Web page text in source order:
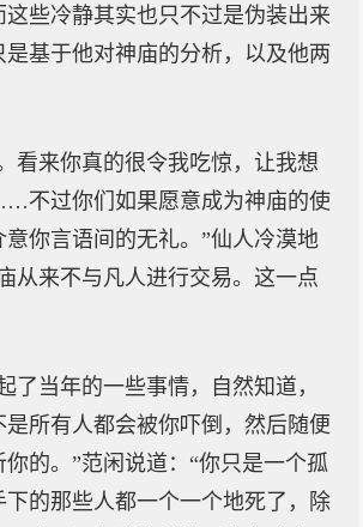
这些冷静其实也只不过是伪装出来
是基于他对神庙的分析，以及他两
看来你真的很令我吃惊，让我想
不过你们如果愿意成为神庙的使
你言语间的无礼。”仙人冷漠地
从来不与凡人进行交易。这一点
了当年的一些事情，自然知道，
所有人都会被你吓倒，然后随便
的。”范闲说道：“你只是一个孤
的那些人都一个一个地死了，除